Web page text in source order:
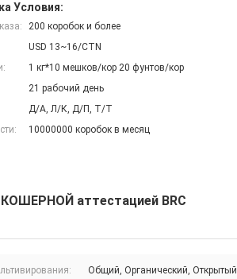
Условия:
200 коробок и более
USD 13~16/CTN
1 кг*10 мешков/кор 20 фунтов/кор
21 рабочий день
Д/А, Л/К, Д/П, Т/Т
10000000 коробок в месяц
аттестацией BRC
Общий, Органический, Открытый